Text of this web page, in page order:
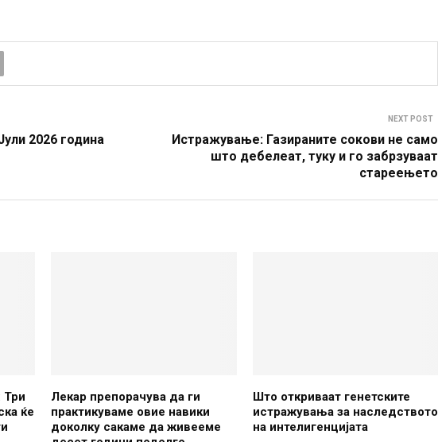
2026 година
NEXT POST
Истражување: Газираните сокови не само
што дебелеат, туку и го забрзуваат
стареењето
Три
ќе
Лекар препорачува да ги
практикуваме овие навики
доколку сакаме да живееме
Што откриваат генетските
истражувања за наследството
на интелигенцијата